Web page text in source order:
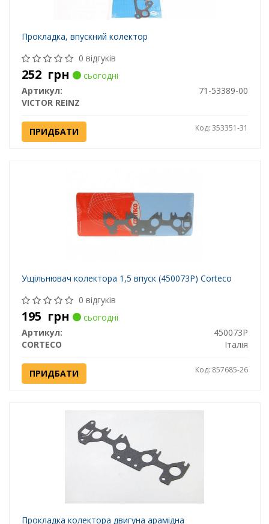
Прокладка, впускний колектор
0 відгуків
252 грн
сьогодні
Артикул:
71-53389-00
VICTOR REINZ
ПРИДБАТИ Код: 353351-31
Ущільнювач колектора 1,5 впуск (450073P) Corteco
0 відгуків
195 грн
сьогодні
Артикул:
450073P
CORTECO
Італія
ПРИДБАТИ Код: 857685-26
Прокладка колектора двигуна арамідна